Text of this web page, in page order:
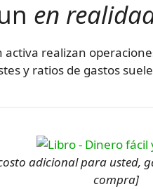
en
activa realizan
y ratios de gastos
adicional para usted,
compra]